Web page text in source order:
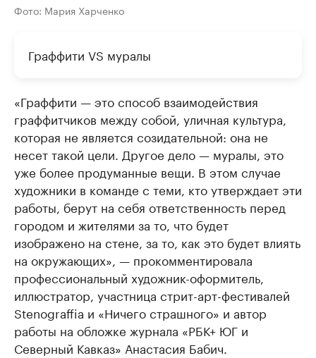
Фото: Мария Харченко
Граффити VS муралы
«Граффити — это способ взаимодействия
граффитчиков между собой, уличная культура,
которая не является созидательной: она не
несет такой цели. Другое дело — муралы, это
уже более продуманные вещи. В этом случае
художники в команде с теми, кто утверждает эти
работы, берут на себя ответственность перед
городом и жителями за то, что будет
изображено на стене, за то, как это будет влиять
на окружающих», — прокомментировала
профессиональный художник-оформитель,
иллюстратор, участница стрит-арт-фестивалей
Stenograffia и «Ничего страшного» и автор
работы на обложке журнала «РБК+ ЮГ и
Северный Кавказ» Анастасия Бабич.